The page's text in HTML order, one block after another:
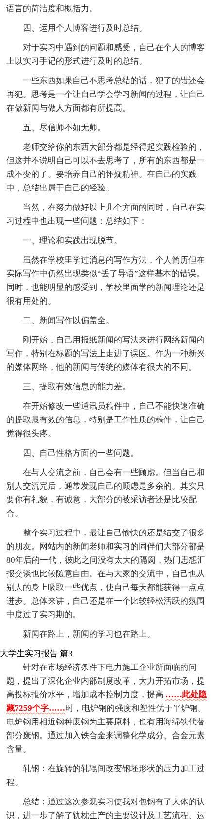
语言的简洁度和概括力。
四、运用个人博客进行及时总结。
对于实习中遇到的问题和感受，自己在个人的博客
上以实习手记的形式进行及时的总结。
一些东西如果自己不思考总结的话，犯了的错还会
再犯。思考是一个让自己学会学习新闻的过程，让自己
在做新闻与做人方面都有所提高。
五、尽信师不如无师。
老师交给你的东西大部分都是经得起实践检验的，
但这并不说明自己可以不去思考了，所有的东西都是一
成不变的了。要培养自己的怀疑精神。在自己的实践
中，总结出属于自己的经验。
当然，在努力做好以上几个方面的同时，自己在实
习过程中也出现一些问题：总结如下：
一、理论和实践出现脱节。
虽然在学校里学过消息的写作方法，个人简历但在
实际写作中仍然出现类似“丢了导语”这样基本的错误。
同时，也能明显的感受到，学校里面学的新闻理论还是
很有用处的。
二、新闻写作以偏盖全。
刚开始，自己用报纸新闻的写法来进行网络新闻的
写作，特别在标题的写法上走进了误区。作为一种新兴
的媒体网络，他的新闻与传统的媒体有很大的不同。
三、提取有效信息的能力差。
在开始修改一些通讯员稿件中，自己不能快速准确
的提取最有效的信息，特别是工作性质的稿件，让自己
觉得很头疼。
四、自己性格方面的一些问题。
在与人交流之前，自己会有一些顾虑。但当自己和
别人交流完后，通常发现自己的顾虑是多余的。其实只
要你有礼貌，有诚意，大部分的被采访者还是比较配
合。
整个实习过程中，最让自己愉快的还是结交了很多
的朋友。网站内的新闻老师和实习的同伴们大部分都是
80年后的一代，彼此之间没有太大的隔阂，热门思想汇
报交谈也比较随意自由。在与大家的交流中，自己也从
别人的身上吸取一些优点，使自己每天都能获得一点点
进步。总体来讲，自己还是在一个比较轻松活跃的氛围
中度过了实习期的。
新闻在路上，新闻的学习也在路上。
大学生实习报告 篇3
针对在市场经济条件下电力施工企业所面临的问
题，提出了深化企业内部制度改革，大力开拓市场，提
高投标报价水平，增加成本控制力度，提高 ……此处隐
藏7259个字……时，电炉钢的强度和塑性优于平炉钢。
电炉钢用相近钢种废钢为主要原料，也有用海绵铁代替
部分废钢。通过加入铁合金来调整化学成分、合金元素
含量。
轧钢：在旋转的轧辊间改变钢坯形状的压力加工过
程。
总结：通过这次参观实习使我对包钢有了大体的认
识，进一步了解了轨枕生产的主要设计及工艺流程、运